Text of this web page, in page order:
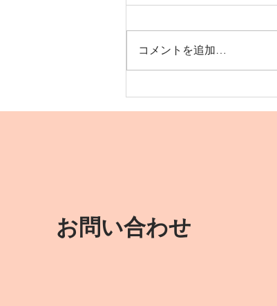
す！
コメントを追加…
お問い合わせ